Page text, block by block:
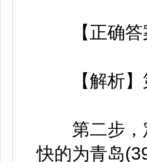
【正确答
【解析】
第二步，定
快的为青岛